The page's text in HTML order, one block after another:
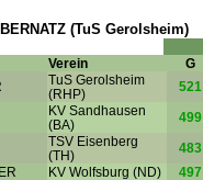
(TuS Gerolsheim)
Verein G
TuS Gerolsheim
(RHP)
521
KV Sandhausen
(BA)
499
TSV Eisenberg
(TH)
483
KV Wolfsburg (ND) 497